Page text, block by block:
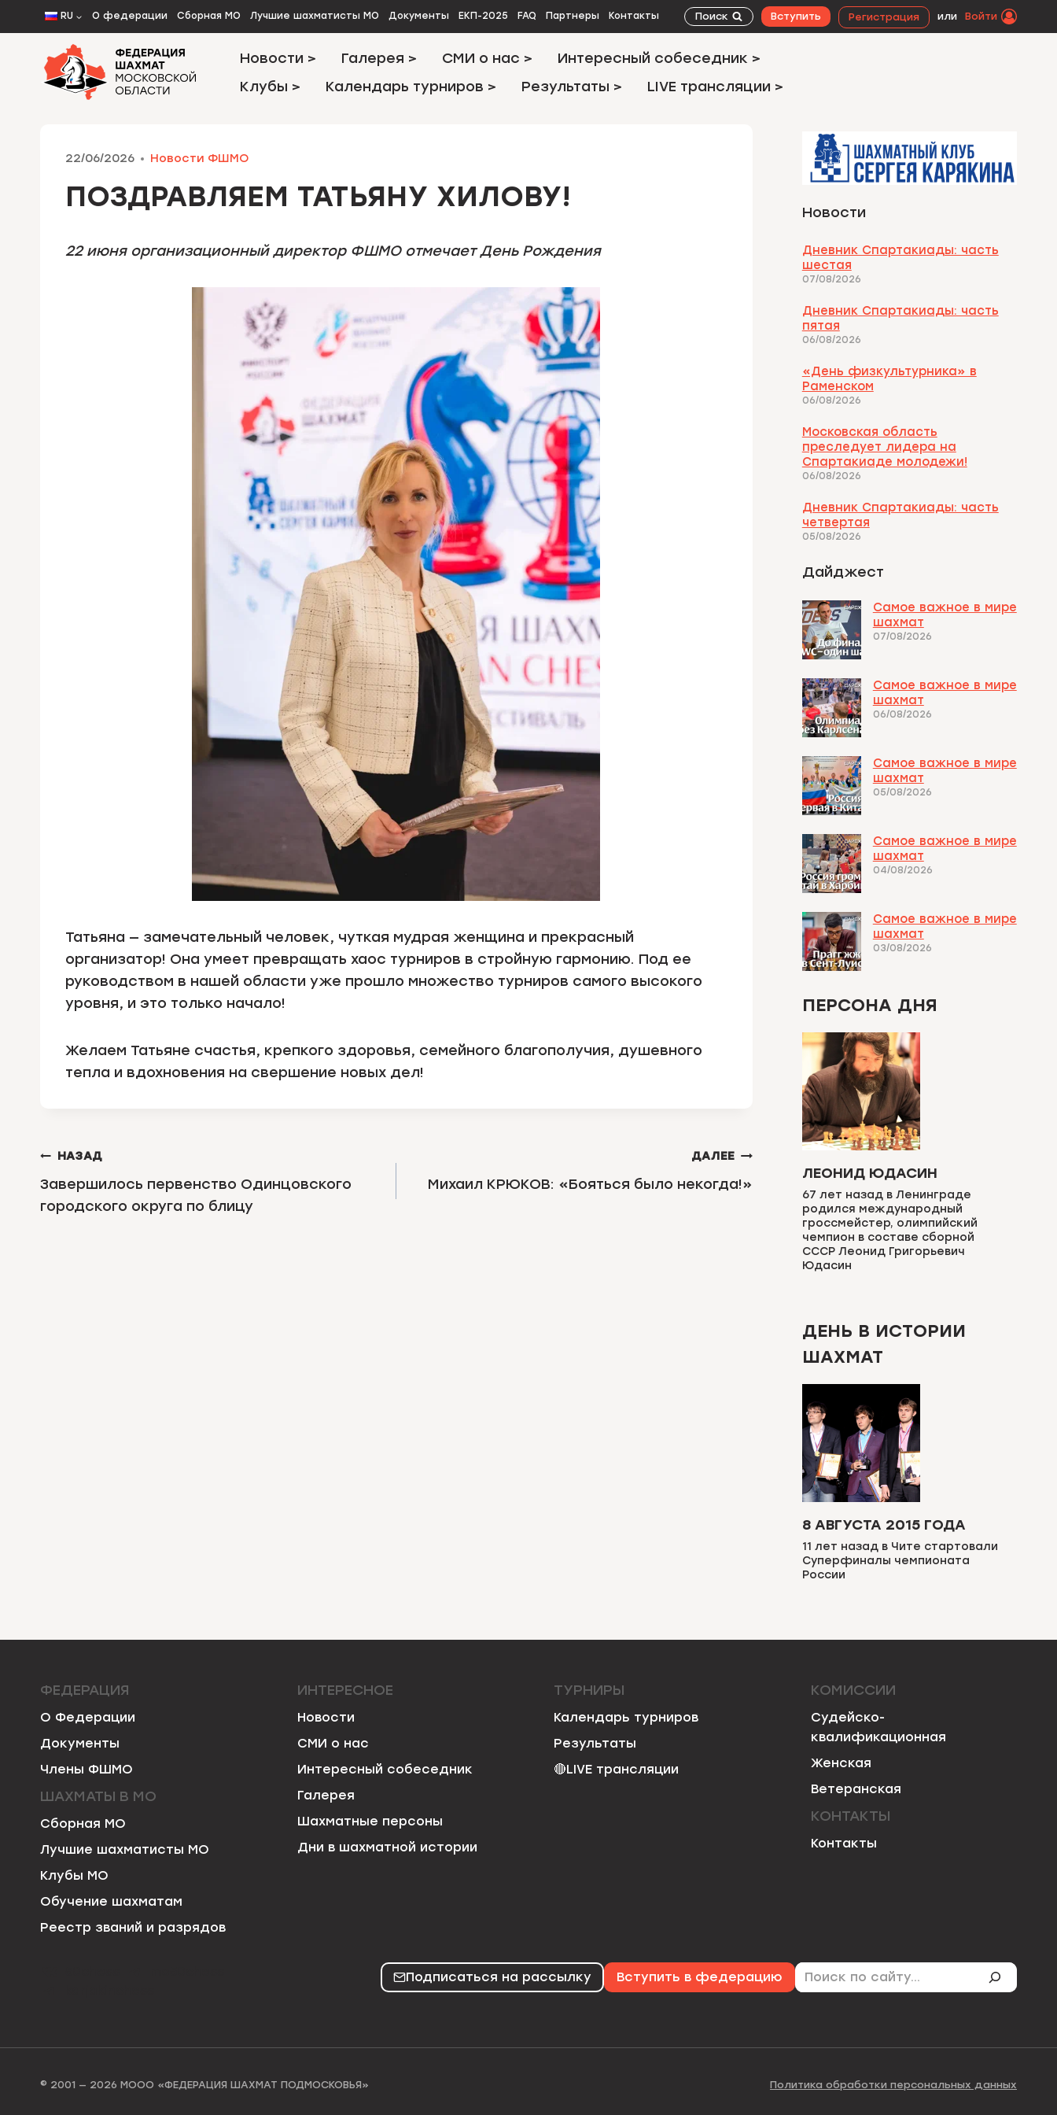
Перейти
к
содержимому
RU О федерации Сборная МО Лучшие шахматисты МО Документы ЕКП-2025 FAQ Партнеры Контакты Поиск Вступить Регистрация или Войти
Новости > Галерея > СМИ о нас >
Интересный собеседник >
Клубы >
Календарь турниров > Результаты > LIVE трансляции >
22/06/2026 Новости ФШМО
ПОЗДРАВЛЯЕМ ТАТЬЯНУ ХИЛОВУ!
22 июня организационный директор ФШМО отмечает День Рождения
Татьяна — замечательный человек, чуткая мудрая женщина и прекрасный
организатор! Она умеет превращать хаос турниров в стройную гармонию. Под ее
руководством в нашей области уже прошло множество турниров самого высокого
уровня, и это только начало!
Желаем Татьяне счастья, крепкого здоровья, семейного благополучия, душевного
тепла и вдохновения на свершение новых дел!
НАВИГАЦИЯ
ПО
ЗАПИСЯМ
НАЗАД
Завершилось первенство Одинцовского
городского округа по блицу
ДАЛЕЕ
Михаил КРЮКОВ: «Бояться было некогда!»
Новости
Дневник Спартакиады: часть
шестая
07/08/2026
Дневник Спартакиады: часть
пятая
06/08/2026
«День физкультурника» в
Раменском
06/08/2026
Московская область
преследует лидера на
Спартакиаде молодежи!
06/08/2026
Дневник Спартакиады: часть
четвертая
05/08/2026
Дайджест
Самое важное в мире
шахмат
07/08/2026
Самое важное в мире
шахмат
06/08/2026
Самое важное в мире
шахмат
05/08/2026
Самое важное в мире
шахмат
04/08/2026
Самое важное в мире
шахмат
03/08/2026
ПЕРСОНА ДНЯ
ЛЕОНИД ЮДАСИН
67 лет назад в Ленинграде
родился международный
гроссмейстер, олимпийский
чемпион в составе сборной
СССР Леонид Григорьевич
Юдасин
ДЕНЬ В ИСТОРИИ
ШАХМАТ
8 АВГУСТА 2015 ГОДА
11 лет назад в Чите стартовали
Суперфиналы чемпионата
России
ФЕДЕРАЦИЯ
О Федерации
Документы
Члены ФШМО
ШАХМАТЫ В МО
Сборная МО
Лучшие шахматисты МО
Клубы МО
Обучение шахматам
Реестр званий и разрядов
ИНТЕРЕСНОЕ
Новости
СМИ о нас
Интересный собеседник
Галерея
Шахматные персоны
Дни в шахматной истории
ТУРНИРЫ
Календарь турниров
Результаты
🔴LIVE трансляции
КОМИССИИ
Судейско-
квалификационная
Женская
Ветеранская
КОНТАКТЫ
Контакты
Подписаться на рассылку Вступить в федерацию Поиск
© 2001 — 2026 МООО «ФЕДЕРАЦИЯ ШАХМАТ ПОДМОСКОВЬЯ» Политика обработки персональных данных